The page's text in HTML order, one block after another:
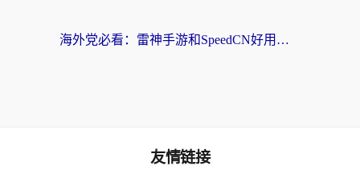
海外党必看：雷神手游和SpeedCN好用吗？3招选对回国加速器无缝刷国内资源
友情链接